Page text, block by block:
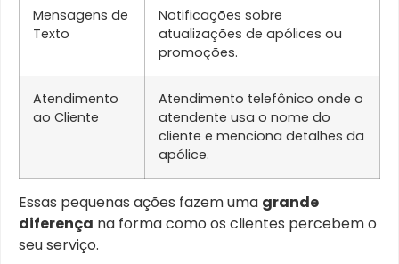
Mensagens de
Texto
Notificações sobre
atualizações de apólices ou
promoções.
Atendimento
ao Cliente
Atendimento telefônico onde o
atendente usa o nome do
cliente e menciona detalhes da
apólice.
Essas pequenas ações fazem uma grande
diferença na forma como os clientes percebem o
seu serviço.